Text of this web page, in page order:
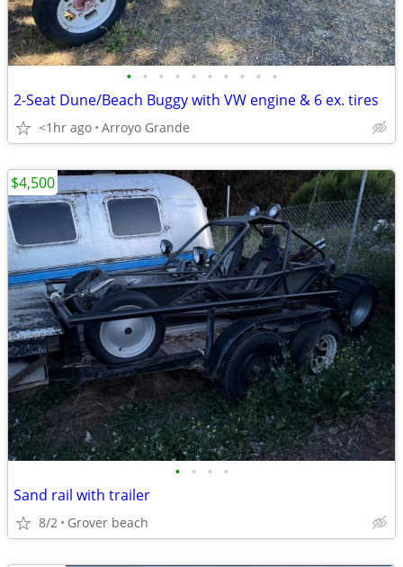
• • • • • • • • • •
2-Seat Dune/Beach Buggy with VW engine & 6 ex. tires
<1hr ago Arroyo Grande
• • • •
Sand rail with trailer
8/2 Grover beach
$4,500